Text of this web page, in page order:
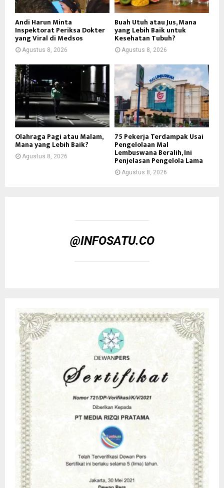
Andi Harun Minta
Inspektorat Periksa Dokter
yang Viral di Medsos
Agustus 8, 2026
Buah Utuh atau Jus, Mana
yang Lebih Baik untuk
Kesehatan Tubuh?
Agustus 8, 2026
Olahraga Pagi atau Malam,
Mana yang Lebih Baik?
Agustus 8, 2026
75 Pekerja Terdampak Usai
Pengelolaan Mal
Lembuswana Beralih, Ini
Penjelasan Pengelola Lama
Agustus 8, 2026
@INFOSATU.CO